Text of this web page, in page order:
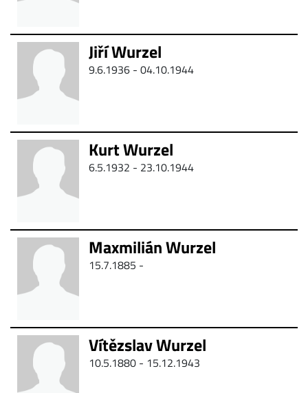
Jiří Wurzel
9.6.1936 - 04.10.1944
Kurt Wurzel
6.5.1932 - 23.10.1944
Maxmilián Wurzel
15.7.1885 -
Vítězslav Wurzel
10.5.1880 - 15.12.1943